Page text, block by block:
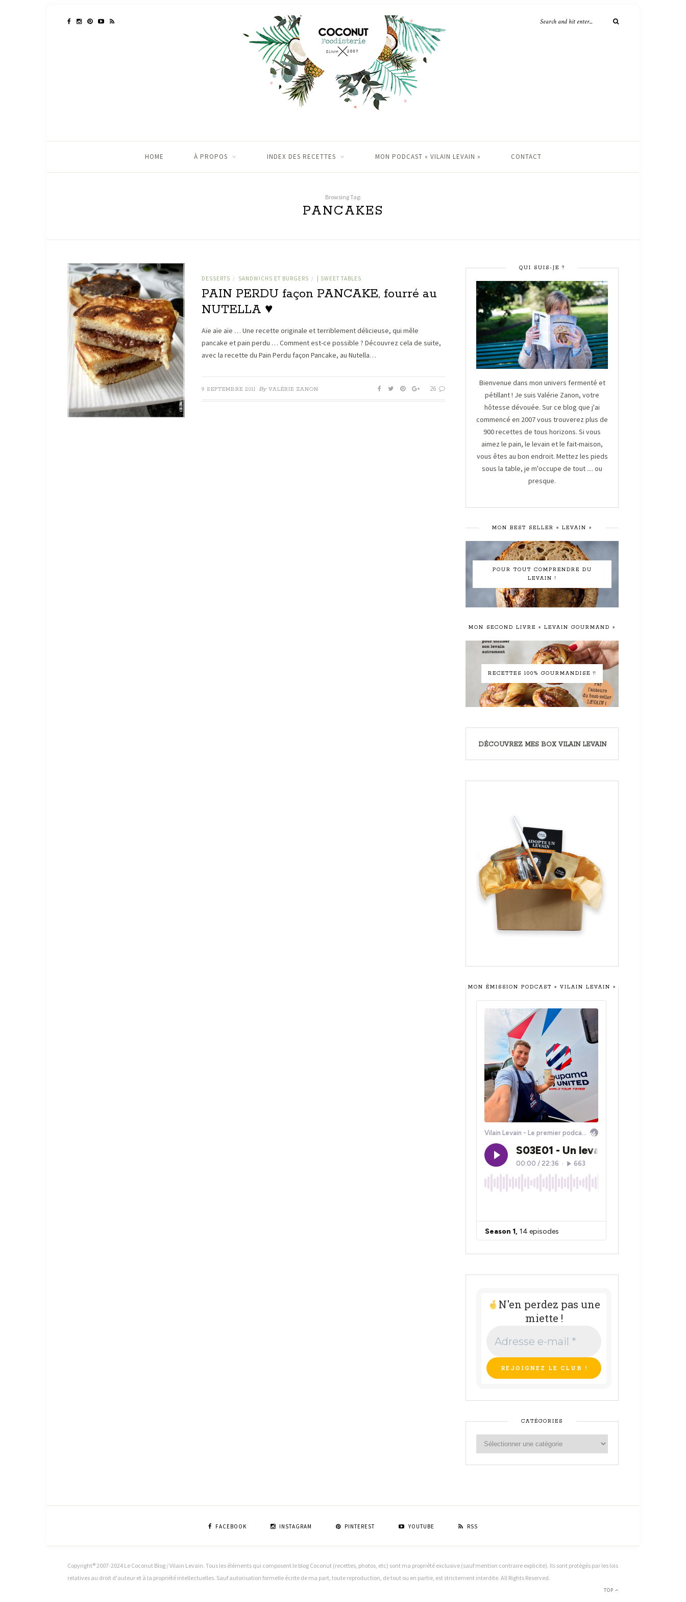
HOME À PROPOS INDEX DES RECETTES MON PODCAST « VILAIN LEVAIN » CONTACT
Browsing Tag:
PANCAKES
DESSERTS / SANDWICHS ET BURGERS / | SWEET TABLES
PAIN PERDU façon PANCAKE, fourré au
NUTELLA ♥
Aïe aïe aïe … Une recette originale et terriblement délicieuse, qui mêle
pancake et pain perdu … Comment est-ce possible ? Découvrez cela de suite,
avec la recette du Pain Perdu façon Pancake, au Nutella…
9 SEPTEMBRE 2011 By VALÉRIE ZANON 26
QUI SUIS-JE ?
Bienvenue dans mon univers fermenté et
pétillant ! Je suis Valérie Zanon, votre
hôtesse dévouée. Sur ce blog que j'ai
commencé en 2007 vous trouverez plus de
900 recettes de tous horizons. Si vous
aimez le pain, le levain et le fait-maison,
vous êtes au bon endroit. Mettez les pieds
sous la table, je m'occupe de tout .... ou
presque.
MON BEST SELLER « LEVAIN »
POUR TOUT COMPRENDRE DU
LEVAIN !
MON SECOND LIVRE « LEVAIN GOURMAND »
RECETTES 100% GOURMANDISE !!
DÉCOUVREZ MES BOX VILAIN LEVAIN
MON ÉMISSION PODCAST « VILAIN LEVAIN »
N'en perdez pas une
miette !
e-
mail
*
CATÉGORIES
FACEBOOK INSTAGRAM PINTEREST YOUTUBE RSS
Copyright® 2007-2024 Le Coconut Blog / Vilain Levain. Tous les éléments qui composent le blog Coconut (recettes, photos, etc) sont ma propriété exclusive (sauf mention contraire explicite). Ils sont protégés par les lois
relatives au droit d'auteur et à la propriété intellectuelles. Sauf autorisation formelle écrite de ma part, toute reproduction, de tout ou en partie, est strictement interdite. All Rights Reserved.
TOP